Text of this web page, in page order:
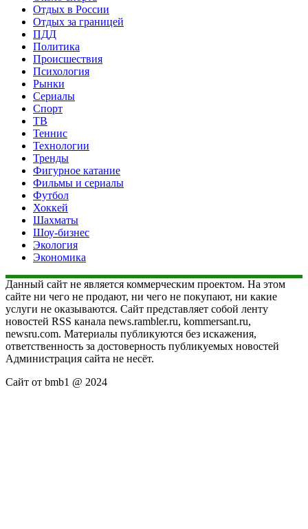
Отдых в России
Отдых за границей
ПДД
Политика
Происшествия
Психология
Рынки
Сериалы
Спорт
ТВ
Теннис
Технологии
Тренды
Фигурное катание
Фильмы и сериалы
Футбол
Хоккей
Шахматы
Шоу-бизнес
Экология
Экономика
Данный сайт не является коммерческим проектом. На этом
сайте ни чего не продают, ни чего не покупают, ни какие
услуги не оказываются. Сайт представляет собой ленту
новостей RSS канала news.rambler.ru, kommersant.ru,
newsru.com. Материалы публикуются без искажения,
ответственность за достоверность публикуемых новостей
Администрация сайта не несёт.
Сайт от bmb1 @ 2024